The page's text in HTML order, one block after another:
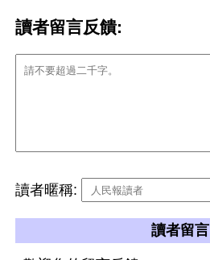
讀者留言反饋:
讀者暱稱:
讀者留言